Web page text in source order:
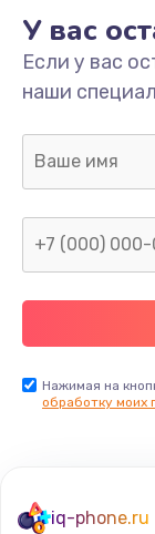
У вас
Если у вас
наши
Нажимая на
обработку моих
iq-phone.ru